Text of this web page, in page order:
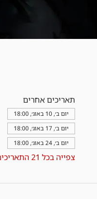
תאריכים אחרים
יום ב׳, 10 באוג׳, 18:00
יום ב׳, 17 באוג׳, 18:00
יום ב׳, 24 באוג׳, 18:00
צפייה בכל 21 התאריכים